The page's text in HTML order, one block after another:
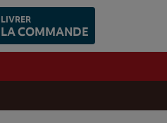
LIVRER
LA COMMANDE